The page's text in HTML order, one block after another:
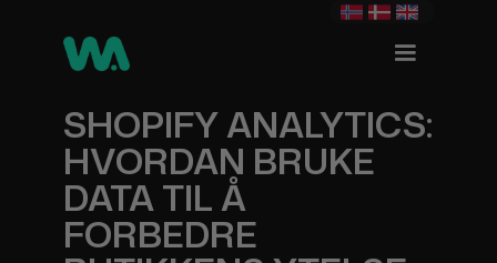
SHOPIFY ANALYTICS:
HVORDAN BRUKE
DATA TIL Å
FORBEDRE